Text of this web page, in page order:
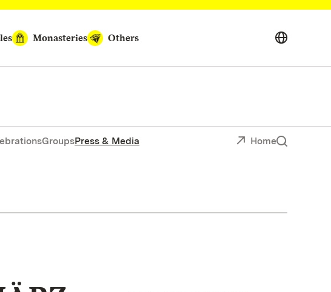
Monasteries Others
GroupsPress & Media Home